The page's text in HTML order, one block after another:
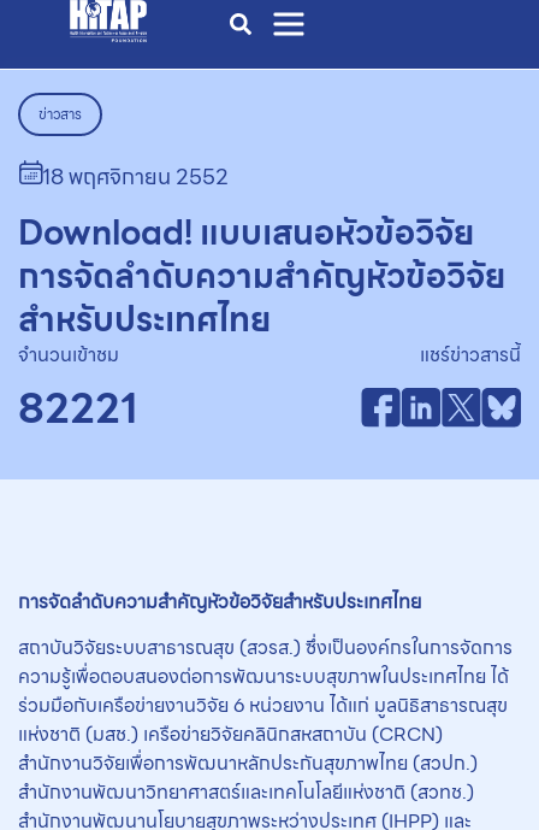
ข่าวสาร
18 พฤศจิกายน 2552
Download! แบบเสนอหัวข้อวิจัย
การจัดลำดับความสำคัญหัวข้อวิจัย
สำหรับประเทศไทย
จำนวนเข้าชม
82221
แชร์ข่าวสารนี้
การจัดลำดับความสำคัญหัวข้อวิจัยสำหรับประเทศไทย
สถาบันวิจัยระบบสาธารณสุข (สวรส.) ซึ่งเป็นองค์กรในการจัดการ
ความรู้เพื่อตอบสนองต่อการพัฒนาระบบสุขภาพในประเทศไทย ได้
ร่วมมือกับเครือข่ายงานวิจัย 6 หน่วยงาน ได้แก่ มูลนิธิสาธารณสุข
แห่งชาติ (มสช.) เครือข่ายวิจัยคลินิกสหสถาบัน (CRCN)
สำนักงานวิจัยเพื่อการพัฒนาหลักประกันสุขภาพไทย (สวปก.)
สำนักงานพัฒนาวิทยาศาสตร์และเทคโนโลยีแห่งชาติ (สวทช.)
สำนักงานพัฒนานโยบายสุขภาพระหว่างประเทศ (IHPP) และ